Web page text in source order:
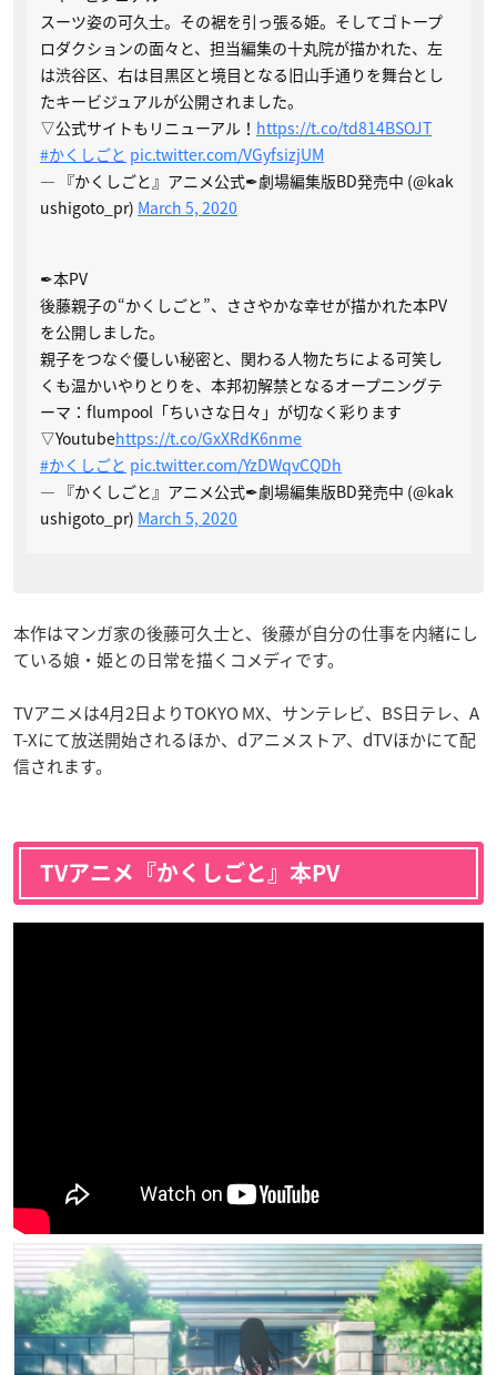
スーツ姿の可久士。その裾を引っ張る姫。そしてゴトープ
ロダクションの面々と、担当編集の十丸院が描かれた、左
は渋谷区、右は目黒区と境目となる旧山手通りを舞台とし
たキービジュアルが公開されました。
▽公式サイトもリニューアル！ https://t.co/td814BSOJT
#かくしごと pic.twitter.com/VGyfsizjUM
— 『かくしごと』アニメ公式✒︎劇場編集版BD発売中 (@kak
ushigoto_pr) March 5, 2020
✒本PV
後藤親子の“かくしごと”、ささやかな幸せが描かれた本PV
を公開しました。
親子をつなぐ優しい秘密と、関わる人物たちによる可笑し
くも温かいやりとりを、本邦初解禁となるオープニングテ
ーマ：flumpool「ちいさな日々」が切なく彩ります
▽Youtubehttps://t.co/GxXRdK6nme
#かくしごと pic.twitter.com/YzDWqvCQDh
— 『かくしごと』アニメ公式✒︎劇場編集版BD発売中 (@kak
ushigoto_pr) March 5, 2020
本作はマンガ家の後藤可久士と、後藤が自分の仕事を内緒にし
ている娘・姫との日常を描くコメディです。
TVアニメは4月2日よりTOKYO MX、サンテレビ、BS日テレ、A
T-Xにて放送開始されるほか、dアニメストア、dTVほかにて配
信されます。
TVアニメ『かくしごと』本PV